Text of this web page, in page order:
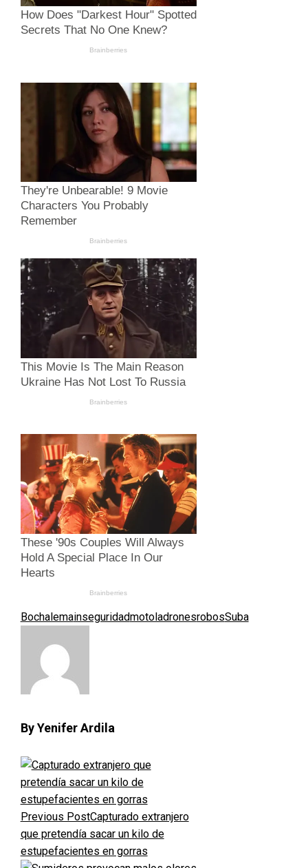
BochalemainseguridadmotoladronesrobosSuba
By Yenifer Ardila
Previous PostCapturado extranjero
que pretendía sacar un kilo de
estupefacientes en gorras